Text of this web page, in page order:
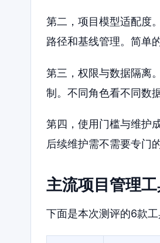
第二，项目模型适配度
路径和基线管理。简单
第三，权限与数据隔离
制。不同角色看不同数
第四，使用门槛与维护
后续维护需不需要专门
主流项目管理
下面是本次测评的6款